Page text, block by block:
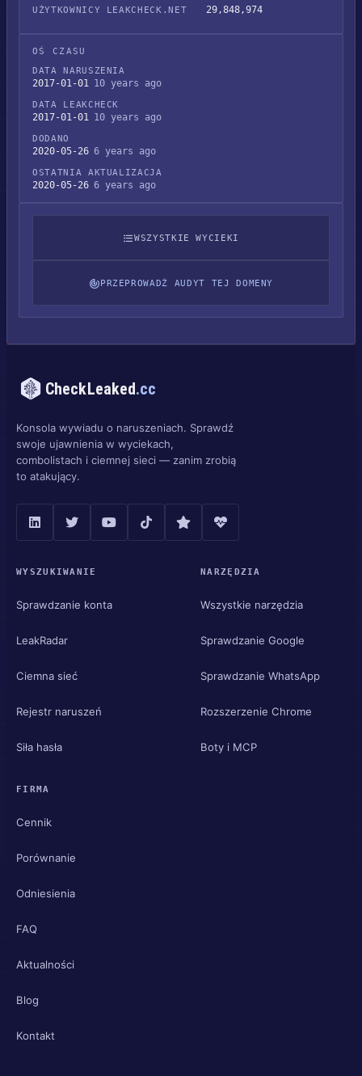
UŻYTKOWNICY LEAKCHECK.NET 29,848,974
OŚ CZASU
DATA NARUSZENIA
2017-01-01 10 years ago
DATA LEAKCHECK
2017-01-01 10 years ago
DODANO
2020-05-26 6 years ago
OSTATNIA AKTUALIZACJA
2020-05-26 6 years ago
WSZYSTKIE WYCIEKI
PRZEPROWADŹ AUDYT TEJ DOMENY
CheckLeaked.cc
Konsola wywiadu o naruszeniach. Sprawdź
swoje ujawnienia w wyciekach,
combolistach i ciemnej sieci — zanim zrobią
to atakujący.
WYSZUKIWANIE
Sprawdzanie konta
LeakRadar
Ciemna sieć
Rejestr naruszeń
Siła hasła
NARZĘDZIA
Wszystkie narzędzia
Sprawdzanie Google
Sprawdzanie WhatsApp
Rozszerzenie Chrome
Boty i MCP
FIRMA
Cennik
Porównanie
Odniesienia
FAQ
Aktualności
Blog
Kontakt